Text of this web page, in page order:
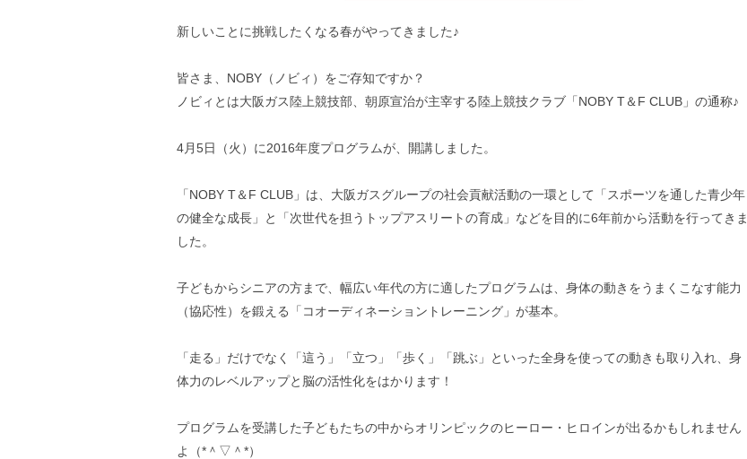
新しいことに挑戦したくなる春がやってきました♪
皆さま、NOBY（ノビィ）をご存知ですか？
ノビィとは大阪ガス陸上競技部、朝原宣治が主宰する陸上競技クラブ「NOBY T＆F CLUB」の通称♪
4月5日（火）に2016年度プログラムが、開講しました。
「NOBY T＆F CLUB」は、大阪ガスグループの社会貢献活動の一環として「スポーツを通した青少年
の健全な成長」と「次世代を担うトップアスリートの育成」などを目的に6年前から活動を行ってきま
した。
子どもからシニアの方まで、幅広い年代の方に適したプログラムは、身体の動きをうまくこなす能力
（協応性）を鍛える「コオーディネーショントレーニング」が基本。
「走る」だけでなく「這う」「立つ」「歩く」「跳ぶ」といった全身を使っての動きも取り入れ、身
体力のレベルアップと脳の活性化をはかります！
プログラムを受講した子どもたちの中からオリンピックのヒーロー・ヒロインが出るかもしれません
よ（*＾▽＾*）